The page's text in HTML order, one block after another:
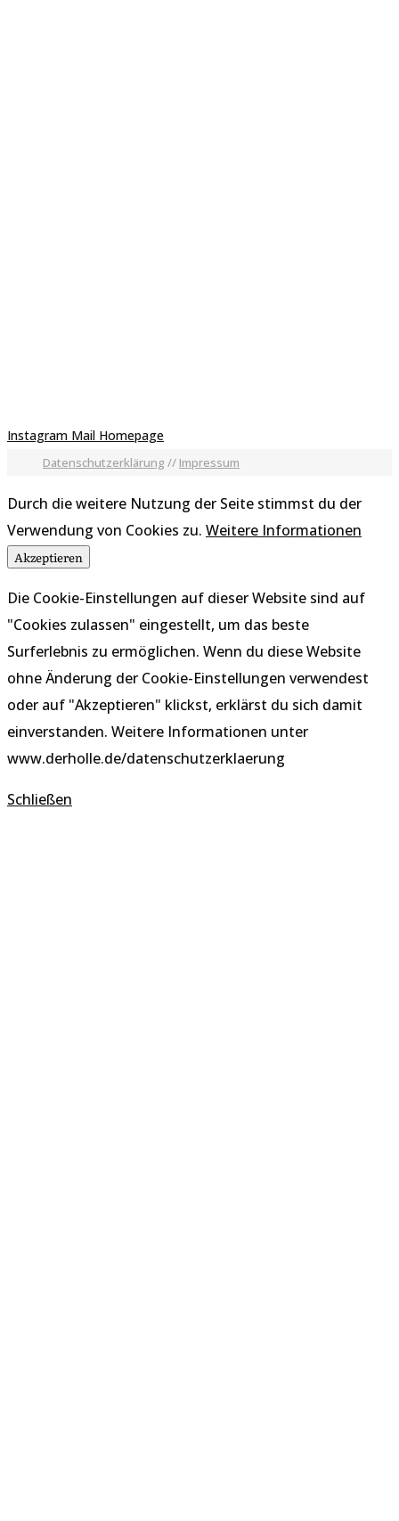
Instagram Mail Homepage
Datenschutzerklärung // Impressum
Durch die weitere Nutzung der Seite stimmst du der
Verwendung von Cookies zu. Weitere Informationen
Akzeptieren
Die Cookie-Einstellungen auf dieser Website sind auf
"Cookies zulassen" eingestellt, um das beste
Surferlebnis zu ermöglichen. Wenn du diese Website
ohne Änderung der Cookie-Einstellungen verwendest
oder auf "Akzeptieren" klickst, erklärst du sich damit
einverstanden. Weitere Informationen unter
www.derholle.de/datenschutzerklaerung
Schließen